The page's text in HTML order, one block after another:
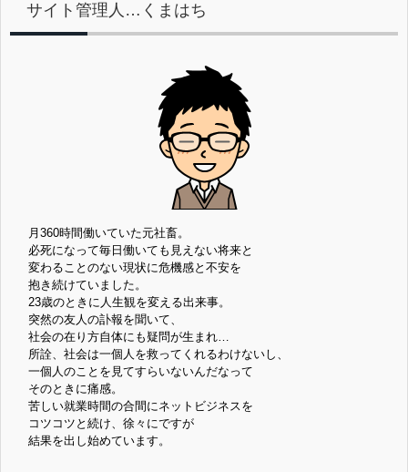
サイト管理人…くまはち
月360時間働いていた元社畜。
必死になって毎日働いても見えない将来と
変わることのない現状に危機感と不安を
抱き続けていました。
23歳のときに人生観を変える出来事。
突然の友人の訃報を聞いて、
社会の在り方自体にも疑問が生まれ…
所詮、社会は一個人を救ってくれるわけないし、
一個人のことを見てすらいないんだなって
そのときに痛感。
苦しい就業時間の合間にネットビジネスを
コツコツと続け、徐々にですが
結果を出し始めています。